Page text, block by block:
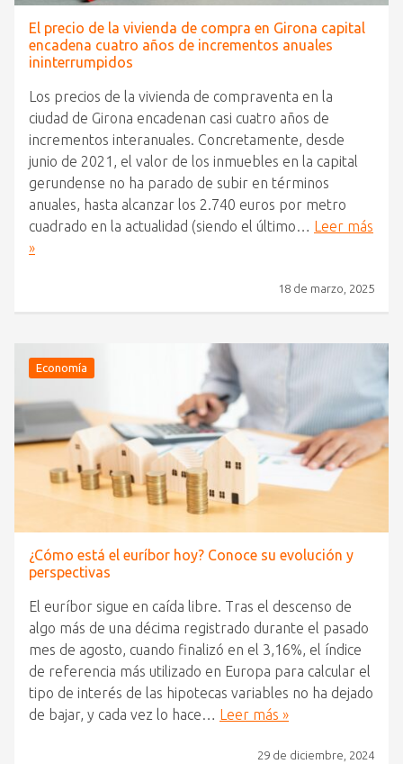
El precio de la vivienda de compra en Girona capital
encadena cuatro años de incrementos anuales
ininterrumpidos
Los precios de la vivienda de compraventa en la
ciudad de Girona encadenan casi cuatro años de
incrementos interanuales. Concretamente, desde
junio de 2021, el valor de los inmuebles en la capital
gerundense no ha parado de subir en términos
anuales, hasta alcanzar los 2.740 euros por metro
cuadrado en la actualidad (siendo el último… Leer más
»
18 de marzo, 2025
Economía
¿Cómo está el euríbor hoy? Conoce su evolución y
perspectivas
El euríbor sigue en caída libre. Tras el descenso de
algo más de una décima registrado durante el pasado
mes de agosto, cuando finalizó en el 3,16%, el índice
de referencia más utilizado en Europa para calcular el
tipo de interés de las hipotecas variables no ha dejado
de bajar, y cada vez lo hace… Leer más »
29 de diciembre, 2024